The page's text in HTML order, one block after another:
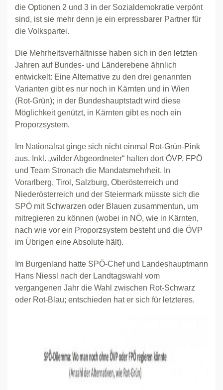
die Optionen 2 und 3 in der Sozialdemokratie verpönt
sind, ist sie mehr denn je ein erpressbarer Partner für
die Volkspartei.
Die Mehrheitsverhältnisse haben sich in den letzten
Jahren auf Bundes- und Länderebene ähnlich
entwickelt: Eine Alternative zu den drei genannten
Varianten gibt es nur noch in Kärnten und in Wien
(Rot-Grün); in der Bundeshauptstadt wird diese
Möglichkeit genützt, in Kärnten gibt es noch ein
Proporzsystem.
Im Nationalrat ginge sich nicht einmal Rot-Grün-Pink
aus. Inkl. „wilder Abgeordneter“ halten dort ÖVP, FPÖ
und Team Stronach die Mandatsmehrheit. In
Vorarlberg, Tirol, Salzburg, Oberösterreich und
Niederösterreich und der Steiermark müsste sich die
SPÖ mit Schwarzen oder Blauen zusammentun, um
mitregieren zu können (wobei in NÖ, wie in Kärnten,
nach wie vor ein Proporzsystem besteht und die ÖVP
im Übrigen eine Absolute hält).
Im Burgenland hatte SPÖ-Chef und Landeshauptmann
Hans Niessl nach der Landtagswahl vom
vergangenen Jahr die Wahl zwischen Rot-Schwarz
oder Rot-Blau; entschieden hat er sich für letzteres.